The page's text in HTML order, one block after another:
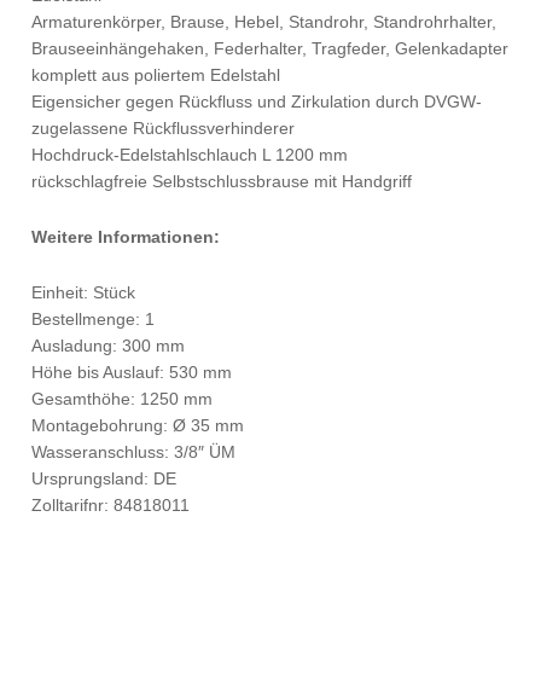
Armaturenkörper, Brause, Hebel, Standrohr, Standrohrhalter,
Brauseeinhängehaken, Federhalter, Tragfeder, Gelenkadapter
komplett aus poliertem Edelstahl
Eigensicher gegen Rückfluss und Zirkulation durch DVGW-
zugelassene Rückflussverhinderer
Hochdruck-Edelstahlschlauch L 1200 mm
rückschlagfreie Selbstschlussbrause mit Handgriff
Weitere Informationen:
Einheit: Stück
Bestellmenge: 1
Ausladung: 300 mm
Höhe bis Auslauf: 530 mm
Gesamthöhe: 1250 mm
Montagebohrung: Ø 35 mm
Wasseranschluss: 3/8″ ÜM
Ursprungsland: DE
Zolltarifnr: 84818011